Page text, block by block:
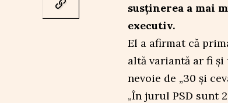
susținerea a mai
executiv.
El a afirmat că
altă variantă ar fi
nevoie de „30 şi
„În jurul PSD sunt